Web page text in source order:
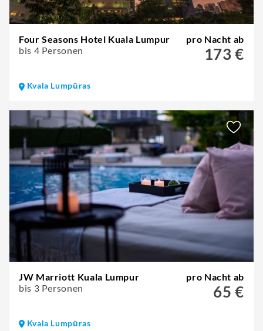
Four Seasons Hotel Kuala Lumpur
bis 4 Personen
pro Nacht ab
173 €
Kvala Lumpūras
JW Marriott Kuala Lumpur
bis 3 Personen
pro Nacht ab
65 €
Kvala Lumpūras